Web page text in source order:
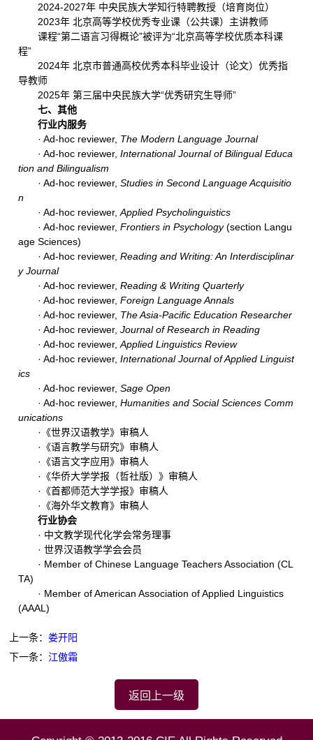
2024-2027年 中央民族大学知行特聘教授（培育岗位）
2023年 北京高等学校优秀专业课（公共课）主讲教师
课程“第二语言习得概论”被评为“北京高等学校优质本科课
程”
2024年 北京市普通高校优秀本科毕业设计（论文）优秀指
导教师
2025年 第三届中央民族大学“优秀研究生导师”
七、其他
行业内服务
· Ad-hoc reviewer, The Modern Language Journal
· Ad-hoc reviewer,International Journal of Bilingual Educa
tion and Bilingualism
· Ad-hoc reviewer,Studies in Second LanguageAcquisitio
n
· Ad-hoc reviewer,Applied Psycholinguistics
· Ad-hoc reviewer,Frontiers in Psychology(section Langu
age Sciences)
· Ad-hoc reviewer,Reading and Writing: An Interdisciplinar
y Journal
· Ad-hoc reviewer,Reading & Writing Quarterly
· Ad-hoc reviewer,Foreign Language Annals
· Ad-hoc reviewer, The Asia-Pacific Education Researcher
· Ad-hoc reviewer,Journal of Research in Reading
· Ad-hoc reviewer,Applied Linguistics Review
· Ad-hoc reviewer,International Journal of Applied Linguist
ics
· Ad-hoc reviewer,Sage Open
· Ad-hoc reviewer,Humanities and Social Sciences Comm
unications
·《世界汉语教学》审稿人
·《语言教学与研究》审稿人
·《语言文字应用》审稿人
·《华侨大学学报（哲社版）》审稿人
·《首都师范大学学报》审稿人
·《海外华文教育》审稿人
行业协会
· 中文教学现代化学会常务理事
· 世界汉语教学学会会员
· Member of Chinese Language Teachers Association (CL
TA)
· Member of American Association of Applied Linguistics
(AAAL)
上一条：娄开阳
下一条：江傲霜
返回上一级